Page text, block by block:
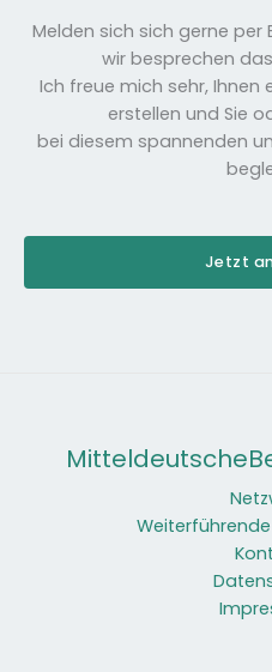
Melden sich sich gerne per
wir besprechen
Ich freue mich sehr,
erstellen und Sie
bei diesem spannenden
Jetzt